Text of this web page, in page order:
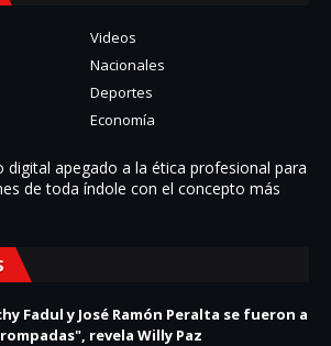
Videos
Nacionales
Deportes
Economía
digital apegado a la ética profesional para
de toda í­ndole con el concepto más
Fadul y José Ramón Peralta se fueron a
revela Willy Paz